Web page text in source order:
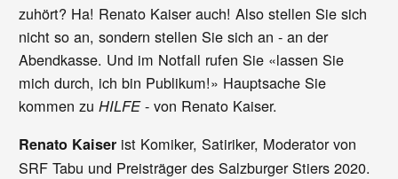
zuhört? Ha! Renato Kaiser auch! Also stellen Sie sich
nicht so an, sondern stellen Sie sich an - an der
Abendkasse. Und im Notfall rufen Sie «lassen Sie
mich durch, ich bin Publikum!» Hauptsache Sie
kommen zuHILFE- von Renato Kaiser.
Renato Kaiser ist Komiker, Satiriker, Moderator von
SRF Tabu und Preisträger des Salzburger Stiers 2020.